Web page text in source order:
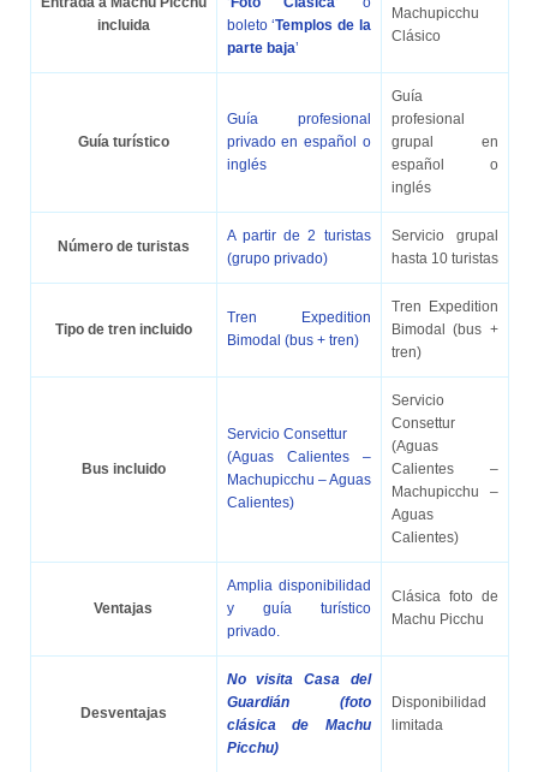
incluida
boleto ‘Templos de la
parte baja’
Machupicchu
Clásico
Guía turístico
Guía profesional
privado en español o
inglés
Guía
profesional
grupal en
español o
inglés
Número de turistas
A partir de 2 turistas
(grupo privado)
Servicio grupal
hasta 10 turistas
Tipo de tren incluido
Tren Expedition
Bimodal (bus + tren)
Tren Expedition
Bimodal (bus +
tren)
Bus incluido
Servicio Consettur
(Aguas Calientes –
Machupicchu – Aguas
Calientes)
Servicio
Consettur
(Aguas
Calientes –
Machupicchu –
Aguas
Calientes)
Ventajas
Amplia disponibilidad
y guía turístico
privado.
Clásica foto de
Machu Picchu
Desventajas
No visita Casa del
Guardián (foto
clásica de Machu
Picchu)
Disponibilidad
limitada